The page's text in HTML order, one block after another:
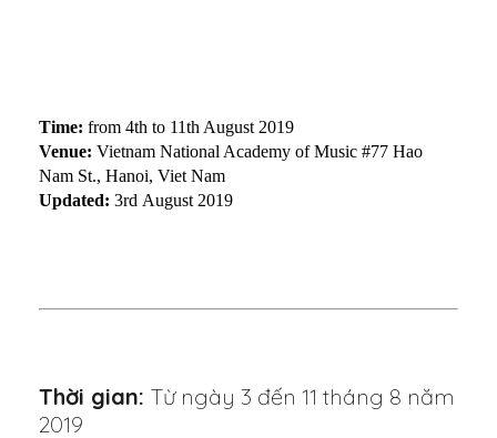
Time: from 4th to 11th August 2019
Venue: Vietnam National Academy of Music #77 Hao
Nam St., Hanoi, Viet Nam
Updated: 3rd August 2019
Thời gian: Từ ngày 3 đến 11 tháng 8 năm
2019